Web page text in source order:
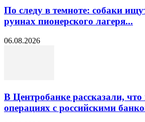
По следу в темноте: собаки
руинах пионерского лагеря...
06.08.2026
В Центробанке рассказали, что
операциях с российскими